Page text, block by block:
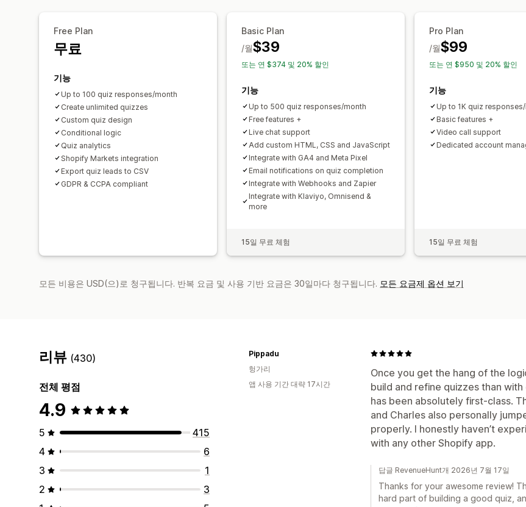
전환율 추천 실적
Free Plan
무료
기능
Up to 100 quiz responses/month
Create unlimited quizzes
Custom quiz design
Conditional logic
Quiz analytics
Shopify Markets integration
Export quiz leads to CSV
GDPR & CCPA compliant
Basic Plan
$39
/월
또는 연 $374 및 20% 할인
기능
Up to 500 quiz responses/month
Free features +
Live chat support
Add custom HTML, CSS and JavaScript
Integrate with GA4 and Meta Pixel
Email notifications on quiz completion
Integrate with Webhooks and Zapier
Integrate with Klaviyo, Omnisend &
more
15일 무료 체험
Pro Plan
$99
/월
또는 연 $950 및 20% 할인
기능
Up to 1K quiz
Basic features +
Video call support
Dedicated account
15일 무료 체험
모든 비용은 USD(으)로 청구됩니다. 반복 요금 및 사용 기반 요금은 30일마다 청구됩니다. 모든 요금제 옵션 보기
리뷰 (430)
전체 평점
4.9
5
415
4
6
3
1
2
3
Once you get the hang of the
build and refine quizzes than
has been absolutely first-class.
and Charles also personally
properly. I honestly haven’t
with any other Shopify app.
Pippadu
헝가리
앱 사용 기간 대략 17시간
답글 RevenueHunt개 2026년 7월 17일
Thanks for your awesome review!
hard part of building a good quiz,